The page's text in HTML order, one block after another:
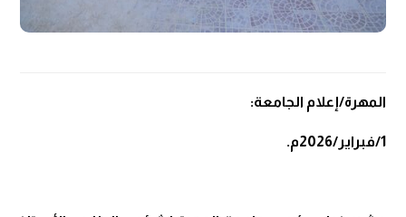
المهرة/إعلام الجامعة:
1/فبراير/2026م.